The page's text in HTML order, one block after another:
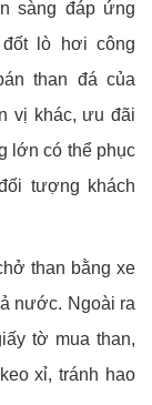
sàng đáp ứng
đốt lò hơi công
than đá của
vị khác, ưu đãi
lớn có thể phục
tượng khách
than bằng xe
nước. Ngoài ra
tờ mua than,
xỉ, tránh hao